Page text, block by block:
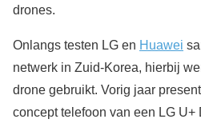
drones.
Onlangs testen LG en Huawei
netwerk in Zuid-Korea, hierbij
drone gebruikt. Vorig jaar
concept telefoon van een LG U+